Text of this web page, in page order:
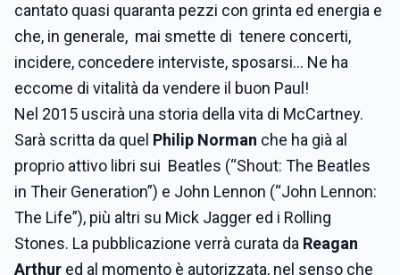
cantato quasi quaranta pezzi con grinta ed energia e
che, in generale, mai smette di tenere concerti,
incidere, concedere interviste, sposarsi... Ne ha
eccome di vitalità da vendere il buon Paul!
Nel 2015 uscirà una storia della vita di McCartney.
Sarà scritta da quel Philip Norman che ha già al
proprio attivo libri sui Beatles (“Shout: The Beatles
in Their Generation”) e John Lennon (“John Lennon:
The Life”), più altri su Mick Jagger ed i Rolling
Stones. La pubblicazione verrà curata da Reagan
Arthur ed al momento è autorizzata, nel senso che